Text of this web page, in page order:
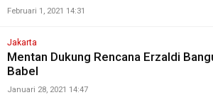
Februari 1, 2021 14:31
Jakarta
Mentan Dukung Rencana Erzaldi
Babel
Januari 28, 2021 14:47